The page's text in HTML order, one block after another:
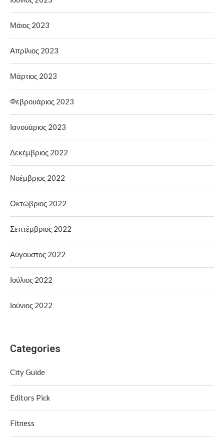
Μάιος 2023
Απρίλιος 2023
Μάρτιος 2023
Φεβρουάριος 2023
Ιανουάριος 2023
Δεκέμβριος 2022
Νοέμβριος 2022
Οκτώβριος 2022
Σεπτέμβριος 2022
Αύγουστος 2022
Ιούλιος 2022
Ιούνιος 2022
Categories
City Guide
Editors Pick
Fitness